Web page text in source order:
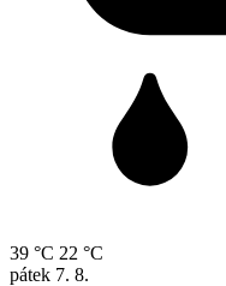
39 °C 22 °C
pátek 7. 8.